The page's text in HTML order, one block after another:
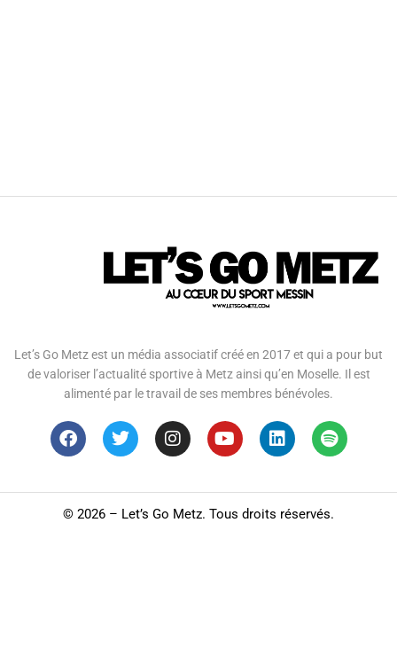
Let’s Go Metz est un média associatif créé en 2017 et qui a pour but
de valoriser l’actualité sportive à Metz ainsi qu’en Moselle. Il est
alimenté par le travail de ses membres bénévoles.
© 2026 – Let’s Go Metz. Tous droits réservés.